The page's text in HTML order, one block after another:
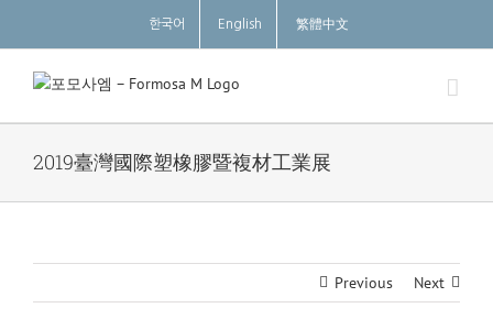
한국어 English 繁體中文
2019臺灣國際塑橡膠暨複材工業展
Previous Next